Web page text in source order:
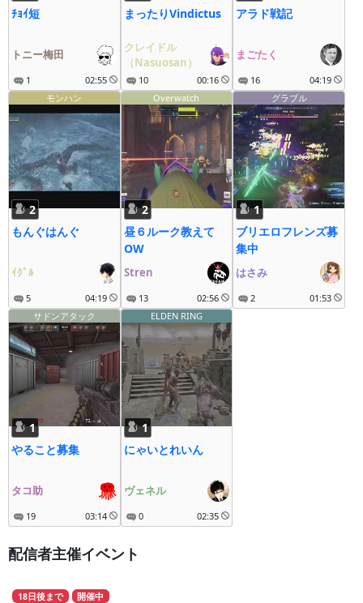
ﾁｮｲ短
トニー梅田
1 02:55
まったりVindictus
クレイドル
（Nasuosan）
10 00:16
アラド戦記
まごたく
16
04:19
モンハン
2
もんぐはんぐ
ｲｸﾞﾙ
5 04:19
Overwatch
2
昼６ルーク教えて
OW
Stren
13 02:56
グラブル
1
ブリエロフレンズ募
集中
はさみ
2
01:53
サドンアタック
1
やること募集
タコ助
19 03:14
ELDEN RING
1
にゃいとれいん
ヴェネル
0 02:35
配信者主催イベント
18日後まで 開催中